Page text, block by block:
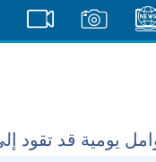
يومية قد تقود